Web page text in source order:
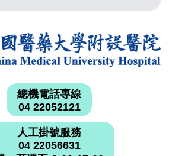
總機電話專線
04 22052121
人工掛號服務
04 22056631